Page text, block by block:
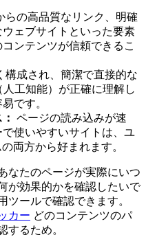
らの高品質なリンク、明確
ェブサイトといった要素
ンテンツが信頼できるこ
構成され、簡潔で直接的な
工知能）が正確に理解し
です。
ページの読み込みが速
使いやすいサイトは、ユ
両方から好まれます。
なたのページが実際にいつ
が効果的かを確認したいで
ツールで確認できます。
カー どのコンテンツのパ
するため。